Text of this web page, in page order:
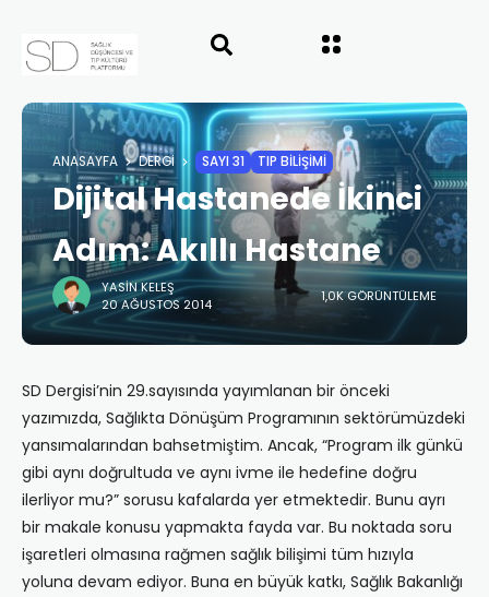
ANASAYFA DERGI SAYI 31 TIP BİLİŞİMİ
Dijital Hastanede İkinci
Adım: Akıllı Hastane
YASIN KELEŞ
20 AĞUSTOS 2014
1,0K GÖRÜNTÜLEME
SD Dergisi’nin 29.sayısında yayımlanan bir önceki
yazımızda, Sağlıkta Dönüşüm Programının sektörümüzdeki
yansımalarından bahsetmiştim. Ancak, “Program ilk günkü
gibi aynı doğrultuda ve aynı ivme ile hedefine doğru
ilerliyor mu?” sorusu kafalarda yer etmektedir. Bunu ayrı
bir makale konusu yapmakta fayda var. Bu noktada soru
işaretleri olmasına rağmen sağlık bilişimi tüm hızıyla
yoluna devam ediyor. Buna en büyük katkı, Sağlık Bakanlığı